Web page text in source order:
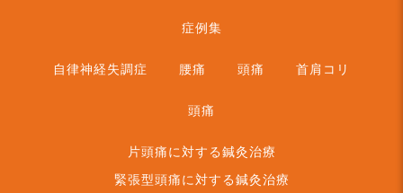
症例集
自律神経失調症 腰痛 頭痛 首肩コリ
頭痛
片頭痛に対する鍼灸治療
緊張型頭痛に対する鍼灸治療